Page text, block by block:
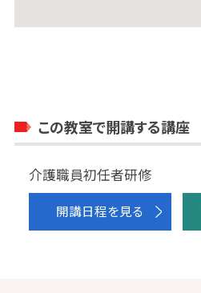
この教室で開講する講座
介護職員初任者研修
開講日程を見る